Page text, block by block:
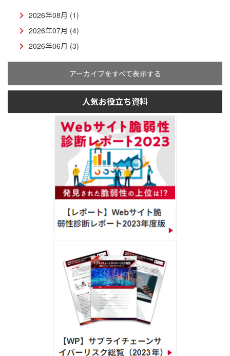
2026年08月 (1)
2026年07月 (4)
2026年06月 (3)
アーカイブをすべて表示する
人気お役立ち資料